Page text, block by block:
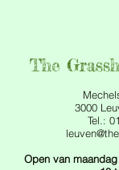
The
3000
Tel.:
Open van